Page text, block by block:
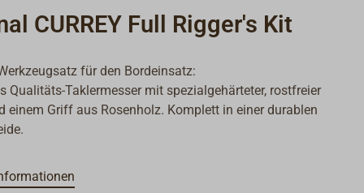
CURREY Full Rigger's Kit
für den Bordeinsatz:
Qualitäts-Taklermesser mit spezialgehärteter, rostfreier
einem Griff aus Rosenholz. Komplett in einer durablen
Kit
mit abgeflachter Spitze, L1 = 105 mm, L2 = 95 mm